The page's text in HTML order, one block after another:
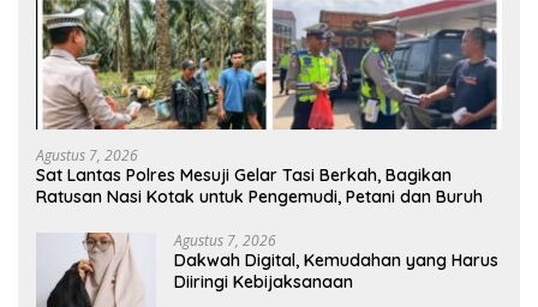
Agustus 7, 2026
Sat Lantas Polres Mesuji Gelar Tasi Berkah, Bagikan
Ratusan Nasi Kotak untuk Pengemudi, Petani dan Buruh
Agustus 7, 2026
Dakwah Digital, Kemudahan yang Harus
Diiringi Kebijaksanaan